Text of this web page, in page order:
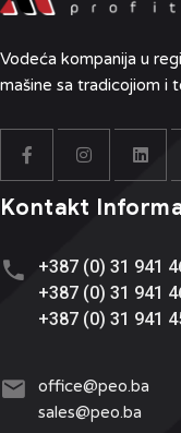
Vodeća kompanija u
mašine sa tradicojiom i
Kontakt
+387 (0) 31 941
+387 (0) 31 941
+387 (0) 31 941
office@peo.ba
sales@peo.ba